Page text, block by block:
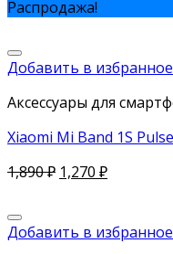
Распродажа!
Добавить в избранное
Аксессуары для
Xiaomi Mi Band 1S Pulse
1,890₽ 1,270 ₽
Добавить в избранное